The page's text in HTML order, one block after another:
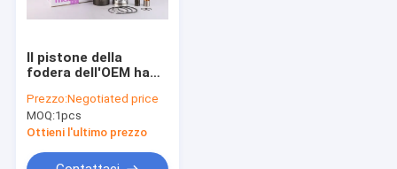
Pompa idraulica del motore
Pompa dell'estrattore dell'olio
Il pistone della
fodera dell'OEM ha
adatto 95mm del
motore di
SAA4D95LE-5
Prezzo:Negotiated price
MOQ:1pcs
Ottieni l'ultimo prezzo